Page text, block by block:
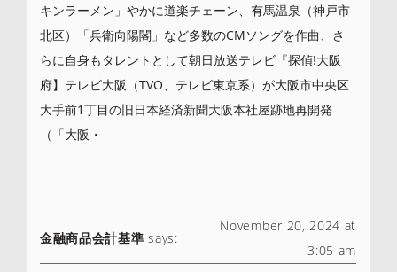
キンラーメン」やかに道楽チェーン、有馬温泉（神戸市
北区）「兵衛向陽閣」など多数のCMソングを作曲、さ
らに自身もタレントとして朝日放送テレビ『探偵!大阪
府】テレビ大阪（TVO、テレビ東京系）が大阪市中央区
大手前1丁目の旧日本経済新聞大阪本社屋跡地再開発
（「大阪・
金融商品会計基準 says:
November 20, 2024 at
3:05 am